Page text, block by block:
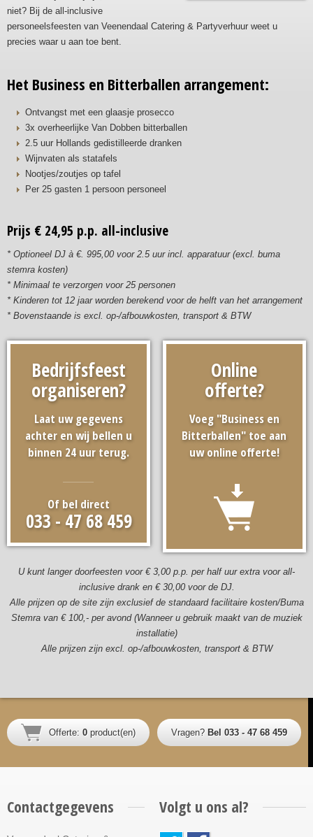
niet? Bij de all-inclusive
personeelsfeesten van Veenendaal Catering & Partyverhuur weet u
precies waar u aan toe bent.
Het Business en Bitterballen arrangement:
Ontvangst met een glaasje prosecco
3x overheerlijke Van Dobben bitterballen
2.5 uur Hollands gedistilleerde dranken
Wijnvaten als statafels
Nootjes/zoutjes op tafel
Per 25 gasten 1 persoon personeel
Prijs € 24,95 p.p. all-inclusive
* Optioneel DJ à €. 995,00 voor 2.5 uur incl. apparatuur (excl. buma
stemra kosten)
* Minimaal te verzorgen voor 25 personen
* Kinderen tot 12 jaar worden berekend voor de helft van het arrangement
* Bovenstaande is excl. op-/afbouwkosten, transport & BTW
Bedrijfsfeest
organiseren?
Laat uw gegevens
achter en wij bellen u
binnen 24 uur terug.
Of bel direct
033 - 47 68 459
Online
offerte?
Voeg "Business en
Bitterballen" toe aan
uw online offerte!
U kunt langer doorfeesten voor € 3,00 p.p. per half uur extra voor all-
inclusive drank en € 30,00 voor de DJ.
Alle prijzen op de site zijn exclusief de standaard facilitaire kosten/Buma
Stemra van € 100,- per avond (Wanneer u gebruik maakt van de muziek
installatie)
Alle prijzen zijn excl. op-/afbouwkosten, transport & BTW
Offerte: 0 product(en) Vragen? Bel 033 - 47 68 459
Contactgegevens Volgt u ons al?